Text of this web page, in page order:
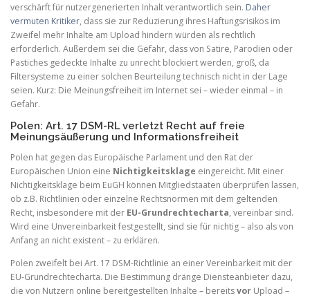
verschärft für nutzergenerierten Inhalt verantwortlich sein. Daher
vermuten Kritiker, dass sie zur Reduzierung ihres Haftungsrisikos im
Zweifel mehr Inhalte am Upload hindern würden als rechtlich
erforderlich. Außerdem sei die Gefahr, dass von Satire, Parodien oder
Pastiches gedeckte Inhalte zu unrecht blockiert werden, groß, da
Filtersysteme zu einer solchen Beurteilung technisch nicht in der Lage
seien. Kurz: Die Meinungsfreiheit im Internet sei – wieder einmal – in
Gefahr.
Polen: Art. 17 DSM-RL verletzt Recht auf freie
Meinungsäußerung und Informationsfreiheit
Polen hat gegen das Europäische Parlament und den Rat der
Europäischen Union eine Nichtigkeitsklage eingereicht. Mit einer
Nichtigkeitsklage beim EuGH können Mitgliedstaaten überprüfen lassen,
ob z.B. Richtlinien oder einzelne Rechtsnormen mit dem geltenden
Recht, insbesondere mit der EU-Grundrechtecharta, vereinbar sind.
Wird eine Unvereinbarkeit festgestellt, sind sie für nichtig – also als von
Anfang an nicht existent – zu erklären.
Polen zweifelt bei Art. 17 DSM-Richtlinie an einer Vereinbarkeit mit der
EU-Grundrechtecharta. Die Bestimmung dränge Diensteanbieter dazu,
die von Nutzern online bereitgestellten Inhalte – bereitsvor Upload –